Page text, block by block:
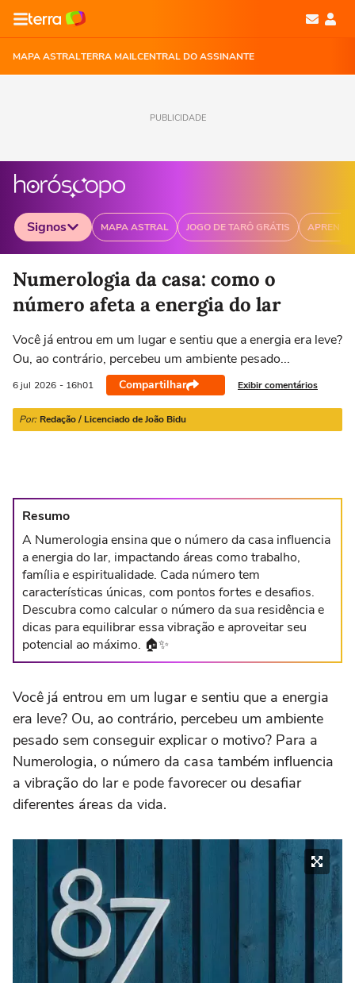
MAPA ASTRALTERRA MAILCENTRAL DO ASSINANTE
PUBLICIDADE
Signos MAPA ASTRAL JOGO DE TARÔ GRÁTIS
Selecione o signo para ver as notícias
Áries
21/03 a 20/04
Touro
21/04 a 20/05
Gêmeos
21/05 a 20/06
Câncer
21/06 a 21/07
Numerologia da casa: como o
número afeta a energia do lar
Você já entrou em um lugar e sentiu que a energia era leve?
Ou, ao contrário, percebeu um ambiente pesado...
6 jul 2026 - 16h01 Compartilhar Exibir comentários
Por: Redação / Licenciado de João Bidu
Resumo
A Numerologia ensina que o número da casa influencia
a energia do lar, impactando áreas como trabalho,
família e espiritualidade. Cada número tem
características únicas, com pontos fortes e desafios.
Descubra como calcular o número da sua residência e
dicas para equilibrar essa vibração e aproveitar seu
potencial ao máximo. 🏠✨
Você já entrou em um lugar e sentiu que a energia
era leve? Ou, ao contrário, percebeu um ambiente
pesado sem conseguir explicar o motivo? Para a
Numerologia, o número da casa também influencia
a vibração do lar e pode favorecer ou desafiar
diferentes áreas da vida.